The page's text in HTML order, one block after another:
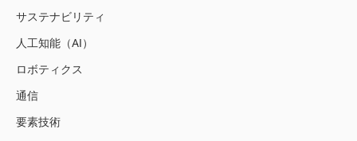
サステナビリティ
人工知能（AI）
ロボティクス
通信
要素技術